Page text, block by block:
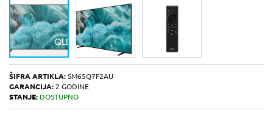
ŠIFRA ARTIKLA: SM65Q7F2AU
GARANCIJA: 2 GODINE
STANJE: DOSTUPNO